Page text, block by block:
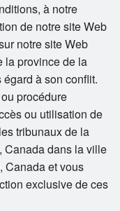
à notre
de notre site Web
notre site Web
la province de la
à son conflit.
procédure
ou utilisation de
tribunaux de la
Canada dans la ville
Canada et vous
exclusive de ces